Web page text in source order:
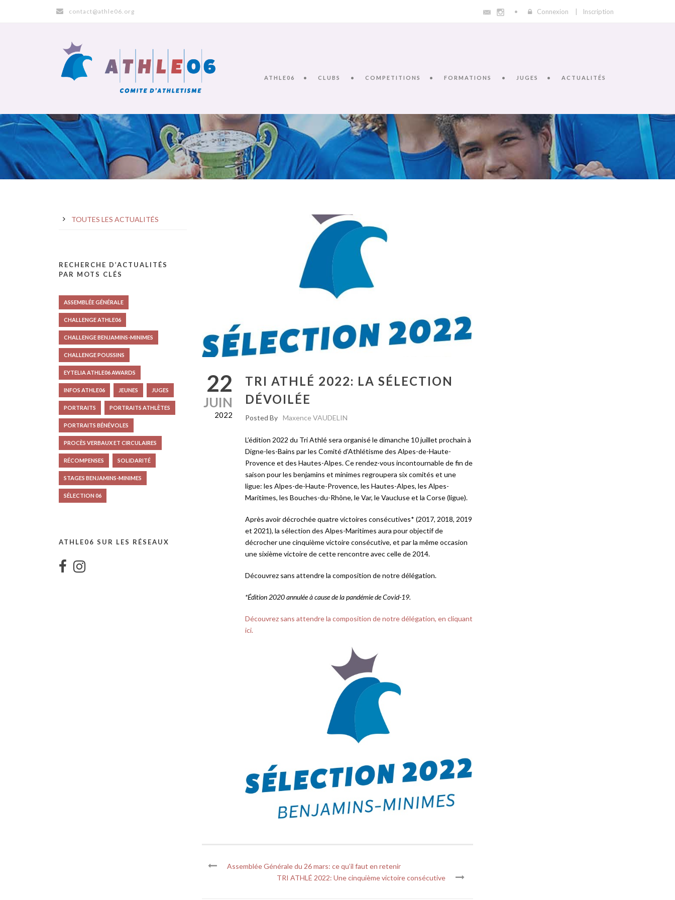
contact@athle06.org Connexion Inscription
ATHLE06 CLUBS COMPETITIONS FORMATIONS JUGES ACTUALITÉS
22
JUIN
2022
TRI ATHLÉ 2022: LA SÉLECTION
DÉVOILÉE
Posted By Maxence VAUDELIN
L’édition 2022 du Tri Athlé sera organisé le dimanche 10 juillet prochain à
Digne-les-Bains par les Comité d’Athlétisme des Alpes-de-Haute-
Provence et des Hautes-Alpes. Ce rendez-vous incontournable de fin de
saison pour les benjamins et minimes regroupera six comités et une
ligue: les Alpes-de-Haute-Provence, les Hautes-Alpes, les Alpes-
Maritimes, les Bouches-du-Rhône, le Var, le Vaucluse et la Corse (ligue).
Après avoir décrochée quatre victoires consécutives* (2017, 2018, 2019
et 2021), la sélection des Alpes-Maritimes aura pour objectif de
décrocher une cinquième victoire consécutive, et par la même occasion
une sixième victoire de cette rencontre avec celle de 2014.
Découvrez sans attendre la composition de notre délégation.
*Édition 2020 annulée à cause de la pandémie de Covid-19.
Découvrez sans attendre la composition de notre délégation, en cliquant
ici.
Assemblée Générale du 26 mars: ce qu’il faut en retenir
TRI ATHLÉ 2022: Une cinquième victoire consécutive
TOUTES LES ACTUALITÉS
RECHERCHE D’ACTUALITÉS
PAR MOTS CLÉS
ASSEMBLÉE GÉNÉRALE
CHALLENGE ATHLE06
CHALLENGE BENJAMINS-MINIMES
CHALLENGE POUSSINS
EYTELIA ATHLE06 AWARDS
INFOS ATHLE06 JEUNES JUGES
PORTRAITS PORTRAITS ATHLÈTES
PORTRAITS BÉNÉVOLES
PROCÈS VERBAUX ET CIRCULAIRES
RÉCOMPENSES SOLIDARITÉ
STAGES BENJAMINS-MINIMES
SÉLECTION 06
ATHLE06 SUR LES RÉSEAUX